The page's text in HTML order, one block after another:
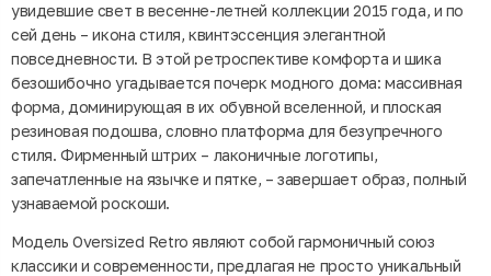
увидевшие свет в весенне-летней коллекции 2015 года, и по
сей день – икона стиля, квинтэссенция элегантной
повседневности. В этой ретроспективе комфорта и шика
безошибочно угадывается почерк модного дома: массивная
форма, доминирующая в их обувной вселенной, и плоская
резиновая подошва, словно платформа для безупречного
стиля. Фирменный штрих – лаконичные логотипы,
запечатленные на язычке и пятке, – завершает образ, полный
узнаваемой роскоши.
Модель Oversized Retro являют собой гармоничный союз
классики и современности, предлагая не просто уникальный